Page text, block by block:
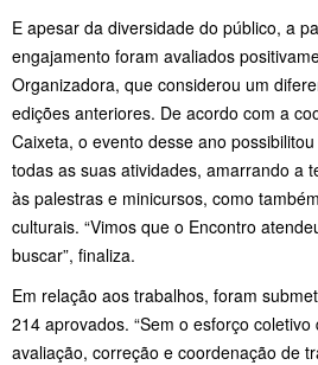
E apesar da diversidade do público, a
engajamento foram avaliados
Organizadora, que considerou um
edições anteriores. De acordo com a
Caixeta, o evento desse ano
todas as suas atividades, amarrando a
às palestras e minicursos, como
culturais. “Vimos que o Encontro
buscar”, finaliza.
Em relação aos trabalhos, foram
214 aprovados. “Sem o esforço
avaliação, correção e coordenação de